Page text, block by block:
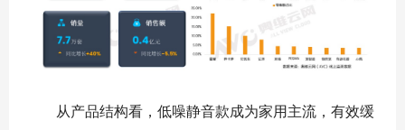
从产品结构看，低噪静音款成为家用主流，有效缓